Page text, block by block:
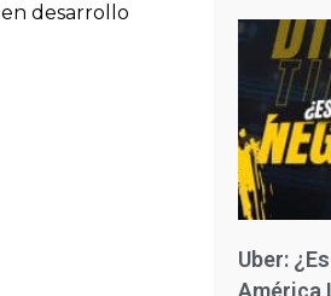
desarrollo
Uber: